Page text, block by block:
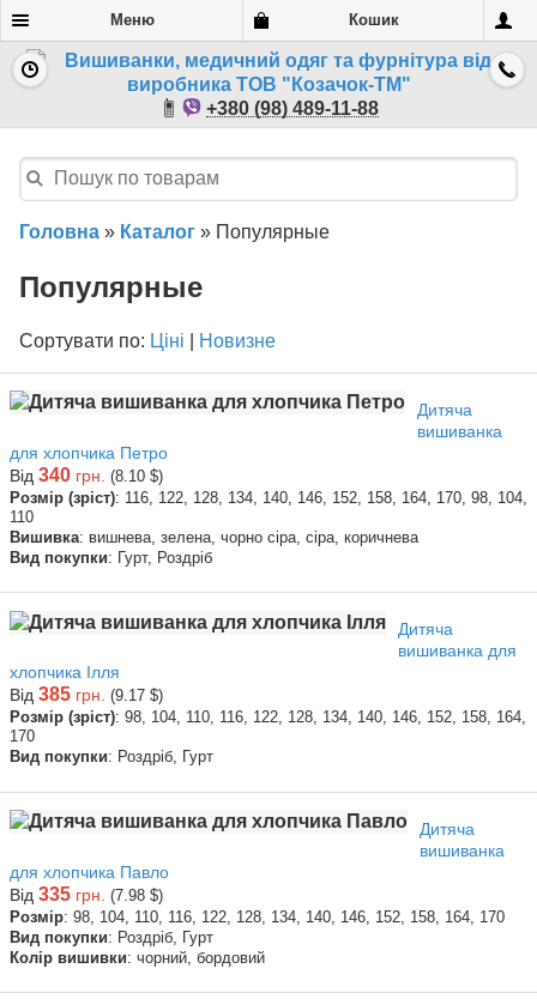
Меню Кошик
+380 (98) 489-11-88
Головна » Каталог » Популярные
Популярные
Сортувати по: Ціні Новизне
Дитяча
вишиванка
для хлопчика Петро
Від 340 грн. (8.10 $)
Розмір (зріст): 116, 122, 128, 134, 140, 146, 152, 158, 164, 170, 98, 104,
110
Вишивка: вишнева, зелена, чорно сіра, сіра, коричнева
Вид покупки: Гурт, Роздріб
Дитяча
вишиванка для
хлопчика Ілля
Від 385 грн. (9.17 $)
Розмір (зріст): 98, 104, 110, 116, 122, 128, 134, 140, 146, 152, 158, 164,
170
Вид покупки: Роздріб, Гурт
Дитяча
вишиванка
для хлопчика Павло
Від 335 грн. (7.98 $)
Розмір: 98, 104, 110, 116, 122, 128, 134, 140, 146, 152, 158, 164, 170
Вид покупки: Роздріб, Гурт
Колір вишивки: чорний, бордовий